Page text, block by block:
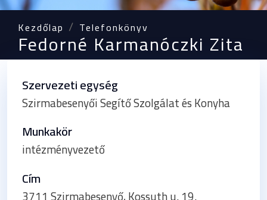
Kezdőlap Telefonkönyv
Fedorné Karmanóczki Zita
Szervezeti egység
Szirmabesenyői Segítő Szolgálat és Konyha
Munkakör
intézményvezető
Cím